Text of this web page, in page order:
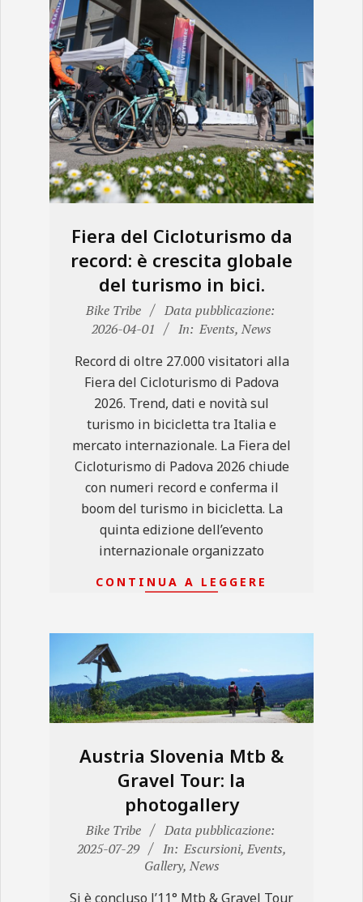
Fiera del Cicloturismo da
record: è crescita globale
del turismo in bici.
2026-
Bike Tribe
Data pubblicazione:
2026-04-01
In: Events, News
Record di oltre 27.000 visitatori alla
Fiera del Cicloturismo di Padova
2026. Trend, dati e novità sul
turismo in bicicletta tra Italia e
mercato internazionale. La Fiera del
Cicloturismo di Padova 2026 chiude
con numeri record e conferma il
boom del turismo in bicicletta. La
quinta edizione dell’evento
internazionale organizzato
CONTINUA A LEGGERE
Austria Slovenia Mtb &
Gravel Tour: la
photogallery
2025-
07-
Bike Tribe
Data pubblicazione:
2025-07-29
In: Escursioni, Events,
Gallery, News
Si è concluso l’11° Mtb & Gravel Tour